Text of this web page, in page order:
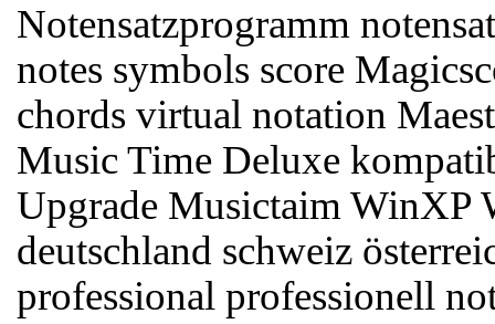
Notensatzprogramm
notes symbols score
chords virtual notation
Music Time Deluxe
Upgrade Musictaim WinXP
deutschland schweiz
professional professionell